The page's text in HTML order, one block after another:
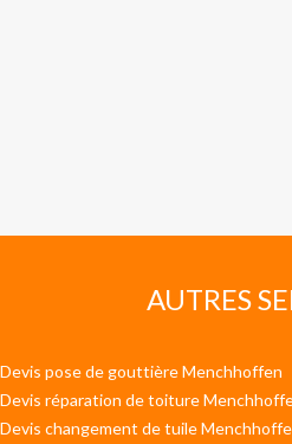
AUTRES
Devis pose de gouttière Menchhoffen
Devis réparation de toiture
Devis changement de tuile